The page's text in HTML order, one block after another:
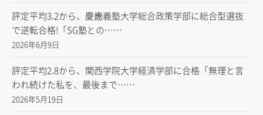
評定平均3.2から、慶應義塾大学総合政策学部に総合型選抜
で逆転合格!「SG塾との……
2026年6月9日
評定平均2.8から、関西学院大学経済学部に合格「無理と言
われ続けた私を、最後まで……
2026年5月19日